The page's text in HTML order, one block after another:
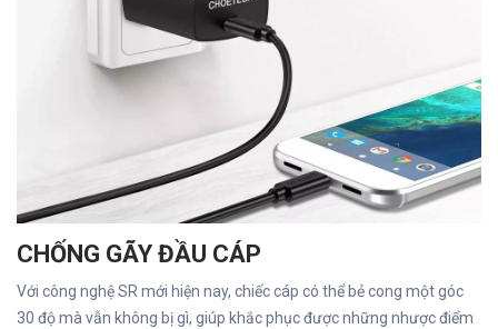
CHỐNG GÃY ĐẦU CÁP
Với công nghệ SR mới hiện nay, chiếc cáp có thể bẻ cong một góc
30 độ mà vẫn không bị gì, giúp khắc phục được những nhược điểm